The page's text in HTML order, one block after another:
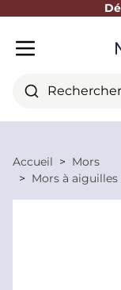
Rechercher
Accueil
Mors
Mors à